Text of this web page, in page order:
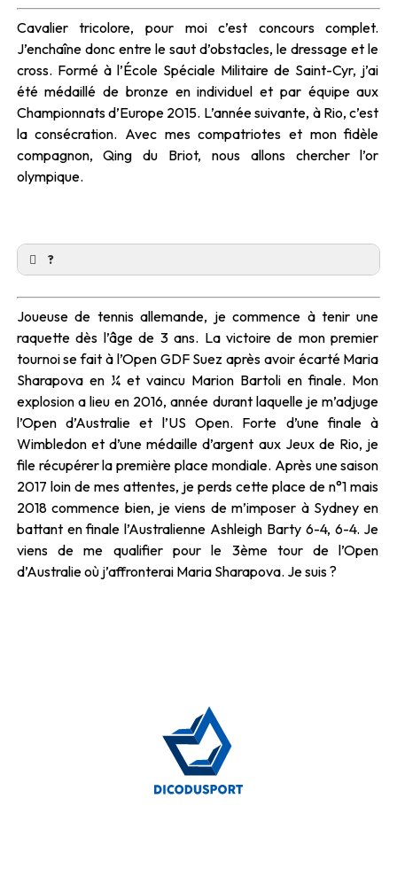
Cavalier tricolore, pour moi c’est concours complet.
J’enchaîne donc entre le saut d’obstacles, le dressage et le
cross. Formé à l’École Spéciale Militaire de Saint-Cyr, j’ai
été médaillé de bronze en individuel et par équipe aux
Championnats d’Europe 2015. L’année suivante, à Rio, c’est
la consécration. Avec mes compatriotes et mon fidèle
compagnon, Qing du Briot, nous allons chercher l’or
olympique.
?
Joueuse de tennis allemande, je commence à tenir une
raquette dès l’âge de 3 ans. La victoire de mon premier
tournoi se fait à l’Open GDF Suez après avoir écarté Maria
Sharapova en ¼ et vaincu Marion Bartoli en finale. Mon
explosion a lieu en 2016, année durant laquelle je m’adjuge
l’Open d’Australie et l’US Open. Forte d’une finale à
Wimbledon et d’une médaille d’argent aux Jeux de Rio, je
file récupérer la première place mondiale. Après une saison
2017 loin de mes attentes, je perds cette place de n°1 mais
2018 commence bien, je viens de m’imposer à Sydney en
battant en finale l’Australienne Ashleigh Barty 6-4, 6-4. Je
viens de me qualifier pour le 3ème tour de l’Open
d’Australie où j’affronterai Maria Sharapova. Je suis ?